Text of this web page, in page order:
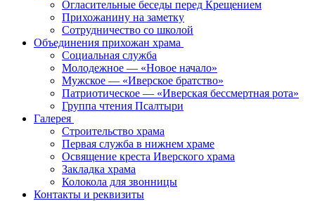
Огласительные беседы перед Крещением
Прихожанину на заметку
Сотрудничество со школой
Объединения прихожан храма
Социальная служба
Молодежное — «Новое начало»
Мужское — «Иверское братство»
Патриотическое — «Иверская бессмертная рота»
Группа чтения Псалтыри
Галерея
Строительство храма
Первая служба в нижнем храме
Освящение креста Иверского храма
Закладка храма
Колокола для звонницы
Контакты и реквизиты